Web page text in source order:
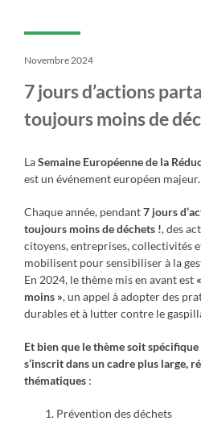
Novembre 2024
7 jours d’actions
toujours moins de
LaSemaine Européenne de la
est un événement européen majeur.
Chaque année, pendant7 jours
toujours moins de déchets !, des
citoyens, entreprises, collectivités
mobilisent pour sensibiliser à la
En 2024, le thème mis en avant est
moins », un appel à adopter des
durables et à lutter contre le
Et bien que le thème soit spécifique
s’inscrit dans un cadre plus large,
thématiques :
Prévention des déchets